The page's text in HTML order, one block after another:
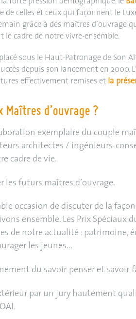
de celles et ceux qui façonnent le
grâce à des maîtres d’ouvrage
le cadre de notre vivre-ensemble.
sous le Haut-Patronage de Son
depuis son lancement en 2000.
effectivement remises et la
d’ouvrage ?
exemplaire du couple
architectes / ingénieurs-
cadre de vie.
les futurs maîtres d’ouvrage.
occasion de discuter de la
ensemble. Les Prix Spéciaux
de notre actualité : patrimoine,
les jeunes...
du savoir-penser et savoir-
par un jury hautement